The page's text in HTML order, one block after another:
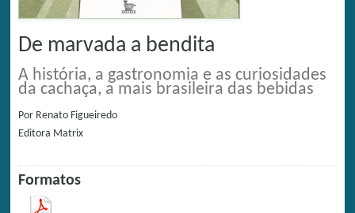
De marvada a bendita
A história, a gastronomia e as curiosidades
da cachaça, a mais brasileira das bebidas
Por Renato Figueiredo
Editora Matrix
Formatos